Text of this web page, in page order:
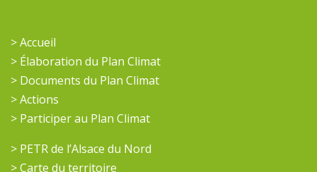
> Accueil
> Élaboration du Plan Climat
> Documents du Plan Climat
> Actions
> Participer au Plan Climat
> PETR de l’Alsace du Nord
> Carte du territoire